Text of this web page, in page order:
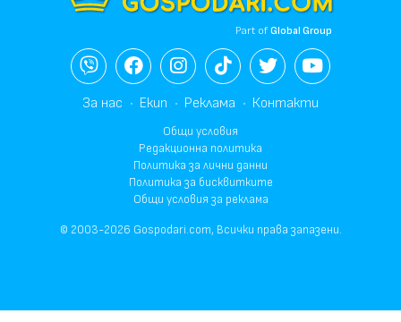
Part ofGlobal Group
За нас Екип Реклама Контакти
Общи условия
Редакционна политика
Политика за лични данни
Политика за бисквитките
Общи условия за реклама
© 2003-2026 Gospodari.com, Всички права запазени.